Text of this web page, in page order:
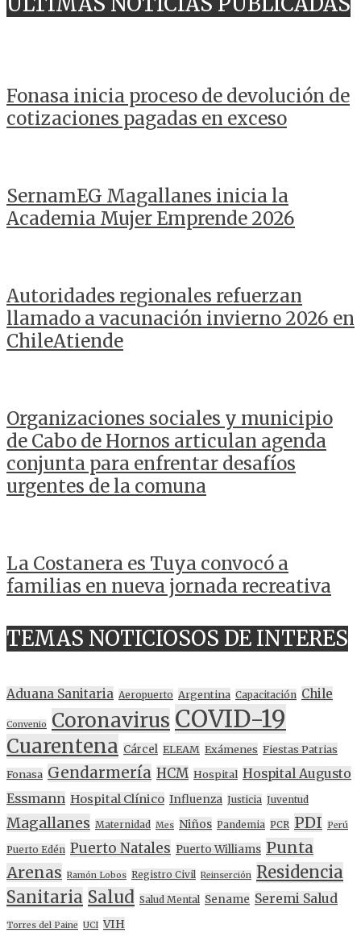
Fonasa inicia proceso de devolución de
cotizaciones pagadas en exceso
SernamEG Magallanes inicia la
Academia Mujer Emprende 2026
Autoridades regionales refuerzan
llamado a vacunación invierno 2026 en
ChileAtiende
Organizaciones sociales y municipio
de Cabo de Hornos articulan agenda
conjunta para enfrentar desafíos
urgentes de la comuna
La Costanera es Tuya convocó a
familias en nueva jornada recreativa
TEMAS NOTICIOSOS DE INTERES
Aduana Sanitaria Aeropuerto Argentina Capacitación Chile
Convenio Coronavirus COVID-19
Cuarentena Cárcel ELEAM Exámenes Fiestas Patrias
Fonasa Gendarmería HCM Hospital Hospital Augusto
Essmann Hospital Clínico Influenza Justicia Juventud
Magallanes Maternidad Mes Niños Pandemia PCR PDI Perú
Puerto Edén Puerto Natales Puerto Williams Punta
Arenas Ramón Lobos Registro Civil Reinserción
Residencia
Sanitaria Salud Salud Mental Sename Seremi Salud
Torres del Paine UCI VIH